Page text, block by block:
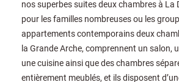
nos superbes suites deux chambres à La
pour les familles nombreuses ou les
appartements contemporains deux
la Grande Arche, comprennent un salon,
une cuisine ainsi que des chambres
entièrement meublés, et ils disposent